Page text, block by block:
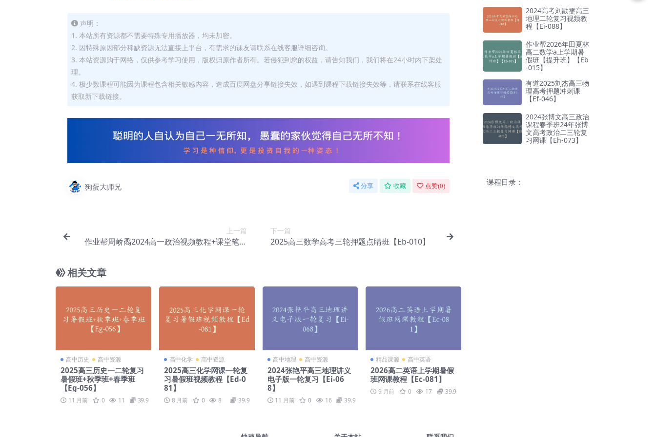
声明：
1. 本站所有资源都不需要特殊专用播放器，均未加密。
2. 因特殊原因部分稀缺资源无法直接上平台，有需求的课友请联系在线客服详细咨询。
3. 本站资源购于网络，仅供参考学习使用，版权归原作者所有。若侵犯到您的权益，请告知我们，我们将在24小时内下架处
理。
4. 极少数课程可能因为课程包含相关敏感内容，造成百度网盘分享链接失效，如遇到课程下载链接失效等，请联系在线客服
获取新下载链接。
狗蛋大师兄 分享 收藏 点赞(0)
上一篇
作业帮周峤矞2024高一政治视频教程+课堂笔记
下一篇
2025高三数学高考三轮押题点睛班【Eb-010】
相关文章
高中历史 高中资源
2025高三历史一二轮复习
暑假班+秋季班+春季班
【Eg-056】
11 月前 0 11 39.9
高中化学 高中资源
2025高三化学网课一轮复
习暑假班视频教程【Ed-0
81】
8 月前 0 8 39.9
高中地理 高中资源
2024张艳平高三地理讲义
电子版一轮复习【Ei-06
8】
11 月前 0 16 39.9
精品课源 高中英语
2026高二英语上学期暑假
班网课教程【Ec-081】
9 月前 0 17 39.9
2024高考刘勖雯高三
地理二轮复习视频教
程【Ei-088】
作业帮2026年田夏林
高二数学a上学期暑
假班【提升班】【Eb
-015】
有道2025刘杰高三物
理高考押题冲刺课
【Ef-046】
2024张博文高三政治
课程春季班24年张博
文高考政治二三轮复
习网课【Eh-073】
课程目录：